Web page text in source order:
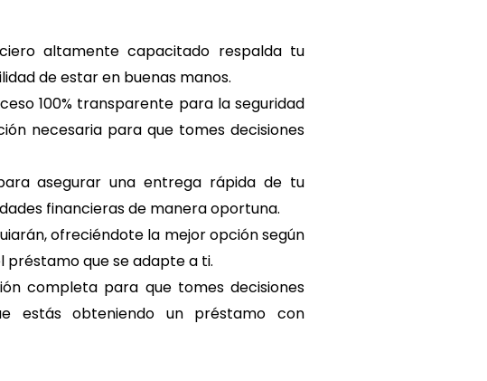
altamente capacitado respalda tu
de estar en buenas manos.
100% transparente para la seguridad
necesaria para que tomes decisiones
asegurar una entrega rápida de tu
financieras de manera oportuna.
ofreciéndote la mejor opción según
préstamo que se adapte a ti.
completa para que tomes decisiones
estás obteniendo un préstamo con